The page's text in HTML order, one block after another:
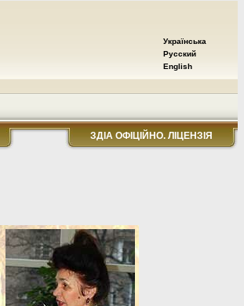
Українська
Русский
English
ЗДІА ОФІЦІЙНО. ЛІЦЕНЗІЯ